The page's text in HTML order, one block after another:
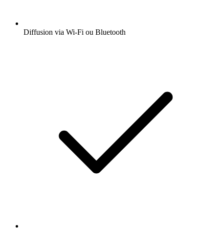
Diffusion via Wi-Fi ou Bluetooth